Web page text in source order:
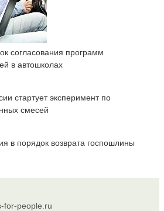
согласования программ
в автошколах
стартует эксперимент по
смесей
в порядок возврата госпошлины
for-people.ru